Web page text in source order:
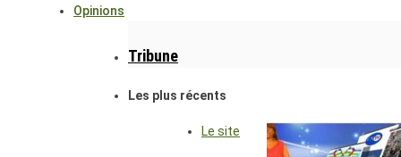
Opinions
Tribune
Les plus récents
Le site